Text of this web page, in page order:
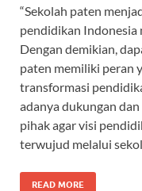
“Sekolah paten
pendidikan Indonesia
Dengan demikian,
paten memiliki peran
transformasi
adanya dukungan
pihak agar visi
terwujud melalui
READ MORE